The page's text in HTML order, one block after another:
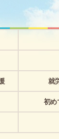
就
初め